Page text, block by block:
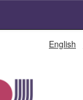
English